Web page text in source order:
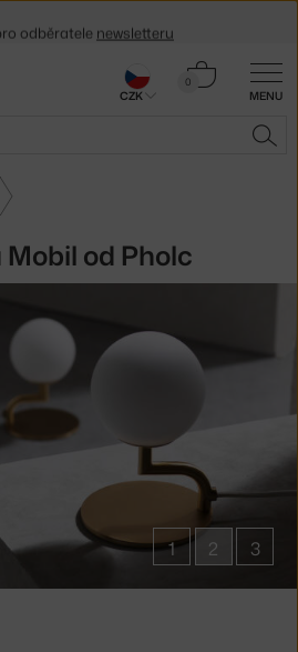
MENU
0
Košík
od Pholc
1 2 3
na vrácení zboží
CZK